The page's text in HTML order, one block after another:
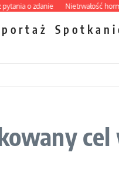
o zdanie Nietrwałość